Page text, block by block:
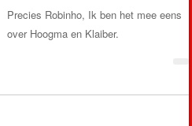
Precies Robinho, Ik ben het mee eens
over Hoogma en Klaiber.